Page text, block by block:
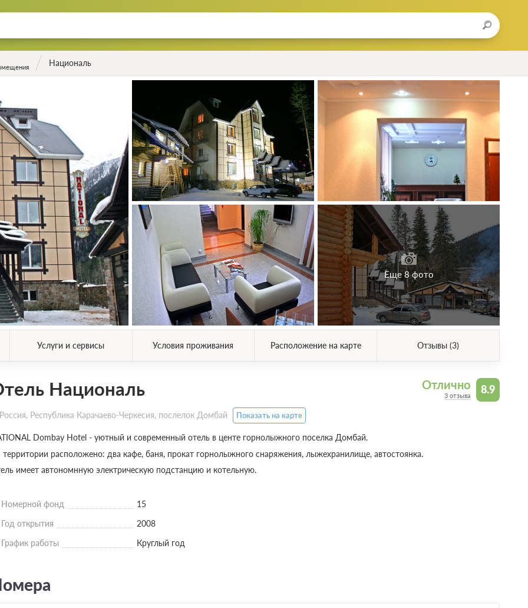
Националь
Еще 8 фото
Услуги и сервисы Условия проживания Расположение на карте Отзывы (3)
8.9
Отлично
3 отзыва
Националь
Республика Карачаево-Черкесия, послелок Домбай Показать на карте
Dombay Hotel - уютный и современный отель в центе горнолыжного поселка Домбай.
расположено: два кафе, баня, прокат горнолыжного снаряжения, лыжехранилище, автостоянка.
имеет автономнную электрическую подстанцию и котельную.
Номерной фонд
15
Год открытия
2008
График работы
Круглый год